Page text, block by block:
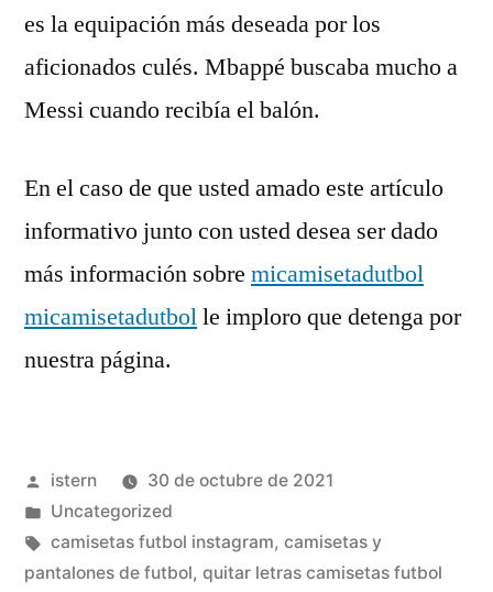
es la equipación más deseada por los
aficionados culés. Mbappé buscaba mucho a
Messi cuando recibía el balón.
En el caso de que usted amado este artículo
informativo junto con usted desea ser dado
más información sobre micamisetadutbol
micamisetadutbolle imploro que detenga por
nuestra página.
Publicado
por
istern
30 de octubre de 2021
Publicado
en
Uncategorized
Etiquetas:
camisetas futbol instagram, camisetas y
pantalones de futbol, quitar letras camisetas futbol